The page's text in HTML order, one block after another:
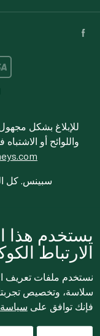
للإبلاغ بشكل
واللوائح أو
© 2020-2026
يستخدم هذا
الارتباط
نستخدم ملفات تعريف
سلاسة، وتخصيص
فإنك توافق على سياسة